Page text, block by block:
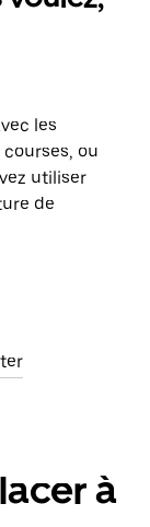
les
ou
utiliser
de
à